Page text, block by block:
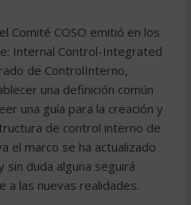
Comité COSO emitió en los
Internal Control-Integrated
de ControlInterno,
una definición común
una guía para la creación y
de control interno de
el marco se ha actualizado
duda alguna seguirá
a las nuevas realidades.